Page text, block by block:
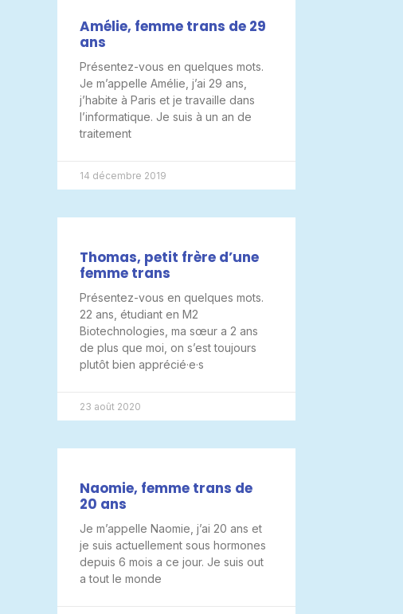
Amélie, femme trans de 29
ans
Présentez-vous en quelques mots.
Je m’appelle Amélie, j’ai 29 ans,
j’habite à Paris et je travaille dans
l’informatique. Je suis à un an de
traitement
14 décembre 2019
Thomas, petit frère d’une
femme trans
Présentez-vous en quelques mots.
22 ans, étudiant en M2
Biotechnologies, ma sœur a 2 ans
de plus que moi, on s’est toujours
plutôt bien apprécié·e·s
23 août 2020
Naomie, femme trans de
20 ans
Je m’appelle Naomie, j’ai 20 ans et
je suis actuellement sous hormones
depuis 6 mois a ce jour. Je suis out
a tout le monde